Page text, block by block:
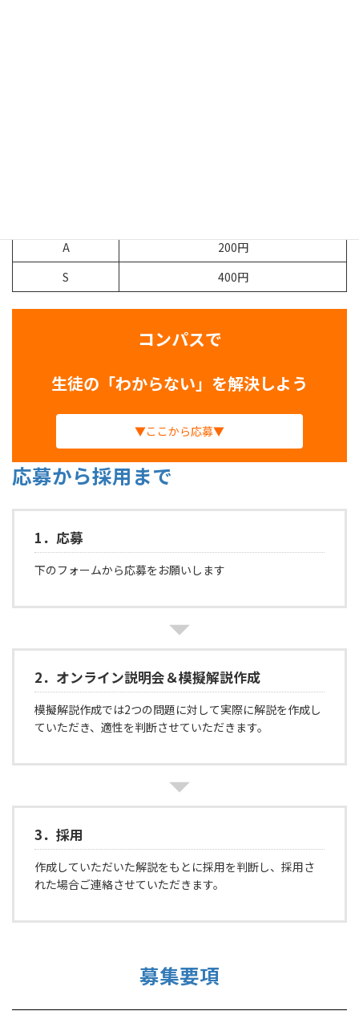
A
200円
S
400円
コンパスで
生徒の「わからない」を解決しよう
▼ここから応募▼
応募から採用まで
1．応募
下のフォームから応募をお願いします
2．オンライン説明会＆模擬解説作成
模擬解説作成では2つの問題に対して実際に解説を作成し
ていただき、適性を判断させていただきます。
3．採用
作成していただいた解説をもとに採用を判断し、採用さ
れた場合ご連絡させていただきます。
募集要項